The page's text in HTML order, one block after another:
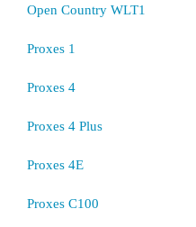
Open Country WLT1
Proxes 1
Proxes 4
Proxes 4 Plus
Proxes 4E
Proxes C100